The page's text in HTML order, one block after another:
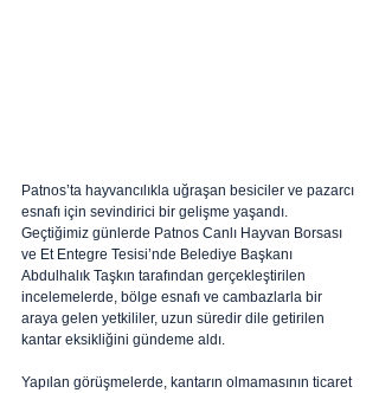
Patnos’ta hayvancılıkla uğraşan besiciler ve pazarcı
esnafı için sevindirici bir gelişme yaşandı.
Geçtiğimiz günlerde Patnos Canlı Hayvan Borsası
ve Et Entegre Tesisi’nde Belediye Başkanı
Abdulhalık Taşkın tarafından gerçekleştirilen
incelemelerde, bölge esnafı ve cambazlarla bir
araya gelen yetkililer, uzun süredir dile getirilen
kantar eksikliğini gündeme aldı.
Yapılan görüşmelerde, kantarın olmamasının ticaret